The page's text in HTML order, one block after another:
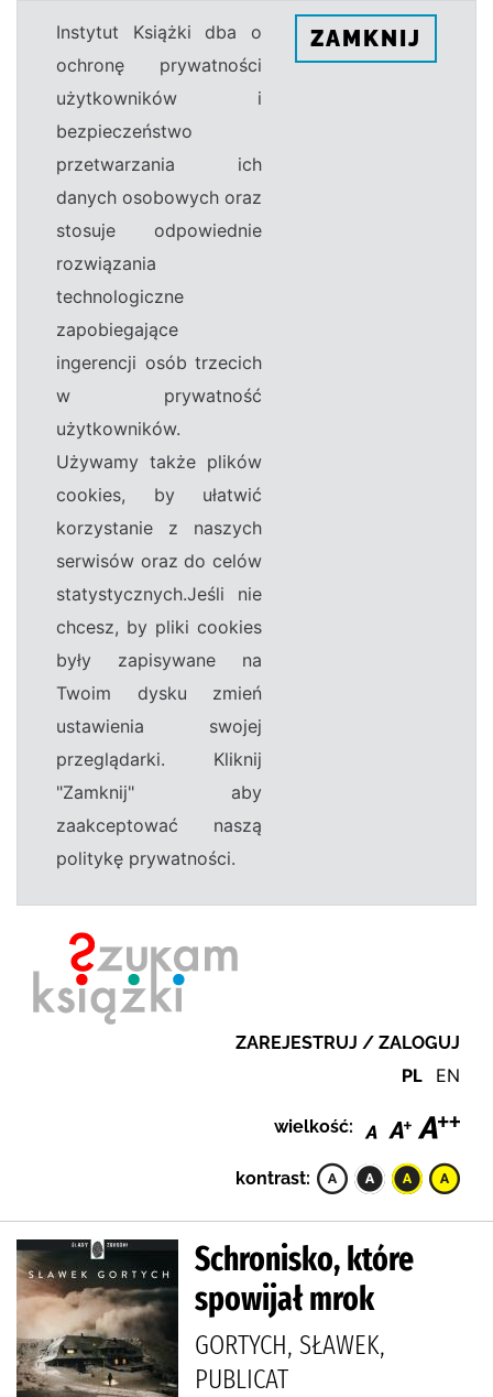
Instytut Książki dba o
ochronę prywatności
użytkowników i
bezpieczeństwo
przetwarzania ich
danych osobowych oraz
stosuje odpowiednie
rozwiązania
technologiczne
zapobiegające
ingerencji osób trzecich
w prywatność
użytkowników.
Używamy także plików
cookies, by ułatwić
korzystanie z naszych
serwisów oraz do celów
statystycznych.Jeśli nie
chcesz, by pliki cookies
były zapisywane na
Twoim dysku zmień
ustawienia swojej
przeglądarki. Kliknij
"Zamknij" aby
zaakceptować naszą
politykę prywatności.
ZAMKNIJ
ZAREJESTRUJ / ZALOGUJ
PL EN
wielkość:
kontrast:
Schronisko, które
spowijał mrok
GORTYCH, SŁAWEK,
PUBLICAT